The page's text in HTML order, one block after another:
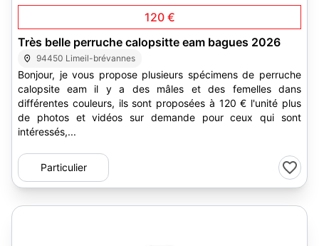
120 €
Très belle perruche calopsitte eam bagues 2026
94450 Limeil-brévannes
Bonjour, je vous propose plusieurs spécimens de perruche
calopsite eam il y a des mâles et des femelles dans
différentes couleurs, ils sont proposées à 120 € l'unité plus
de photos et vidéos sur demande pour ceux qui sont
intéressés,...
Particulier